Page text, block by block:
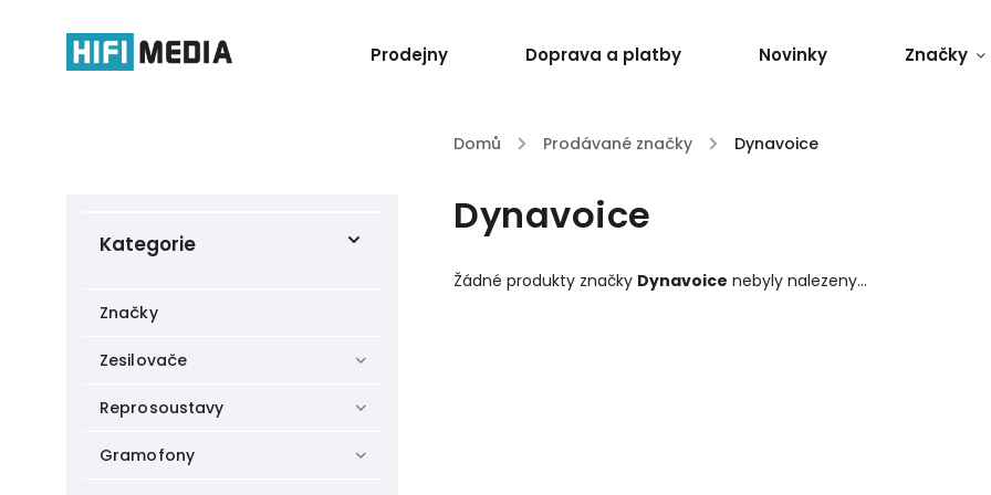
Prodejny Doprava a platby Novinky Značky
Domů / Prodávané značky / Dynavoice
Kategorie
Zesilovače
Reprosoustavy
Gramofony
Značky
Dynavoice
Žádné produkty značky Dynavoice nebyly nalezeny...